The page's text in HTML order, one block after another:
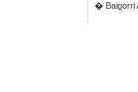
� Baigorri